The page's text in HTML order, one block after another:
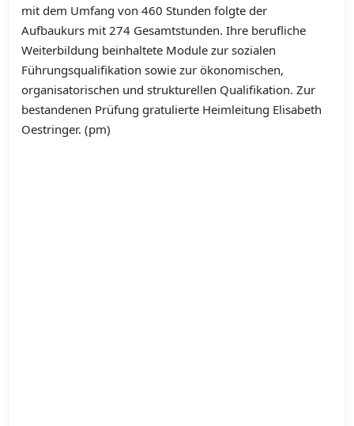
mit dem Umfang von 460 Stunden folgte der
Aufbaukurs mit 274 Gesamtstunden. Ihre berufliche
Weiterbildung beinhaltete Module zur sozialen
Führungsqualifikation sowie zur ökonomischen,
organisatorischen und strukturellen Qualifikation. Zur
bestandenen Prüfung gratulierte Heimleitung Elisabeth
Oestringer. (pm)